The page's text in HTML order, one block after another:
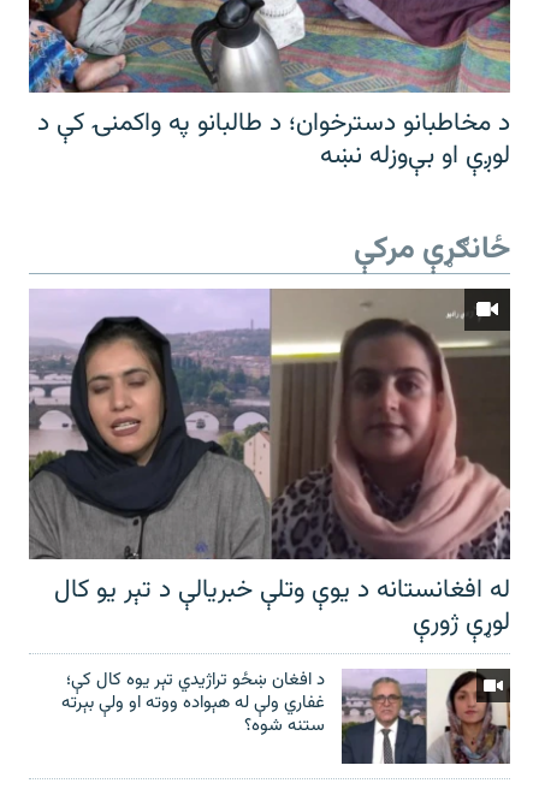
د مخاطبانو دسترخوان؛ د طالبانو په واکمنۍ کې د
لوږې او بې‌وزله نښه
ځانګړې مرکې
له افغانستانه د یوې وتلې خبریالې د تېر يو کال
لوړې ژورې
د افغان ښځو تراژیدي تېر یوه کال کې؛
غفاري ولې له هېواده ووته او ولې بېرته
ستنه شوه؟